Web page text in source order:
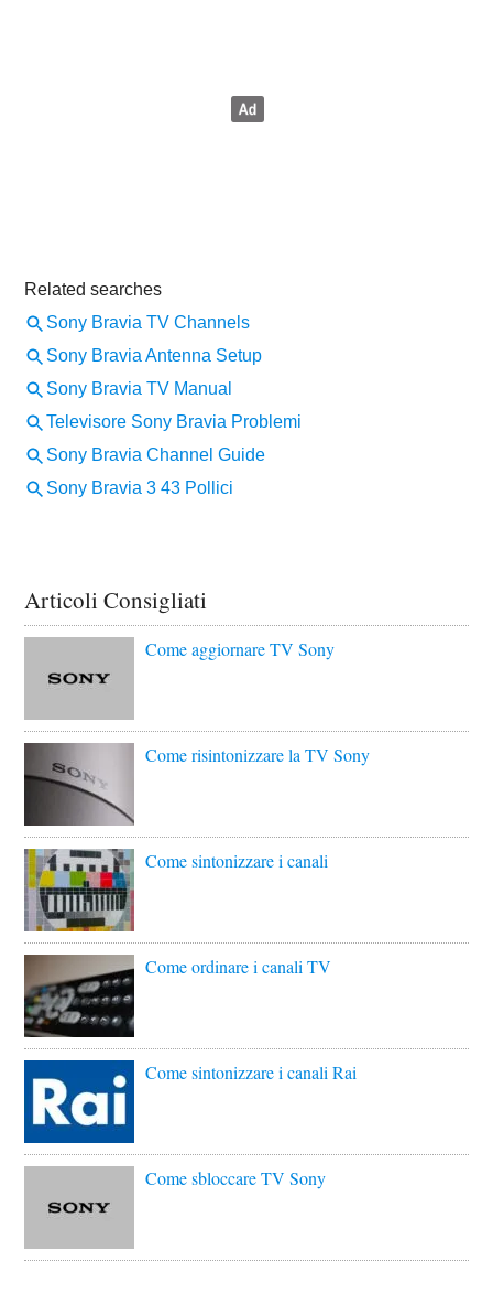
Articoli Consigliati
Come aggiornare TV Sony
Come risintonizzare la TV Sony
Come sintonizzare i canali
Come ordinare i canali TV
Come sintonizzare i canali Rai
Come sbloccare TV Sony